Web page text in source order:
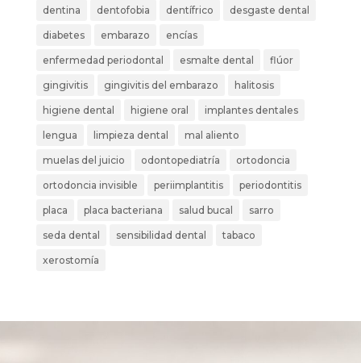
dentina dentofobia dentífrico desgaste dental
diabetes embarazo encías
enfermedad periodontal esmalte dental flúor
gingivitis gingivitis del embarazo halitosis
higiene dental higiene oral implantes dentales
lengua limpieza dental mal aliento
muelas del juicio odontopediatría ortodoncia
ortodoncia invisible periimplantitis periodontitis
placa placa bacteriana salud bucal sarro
seda dental sensibilidad dental tabaco
xerostomía